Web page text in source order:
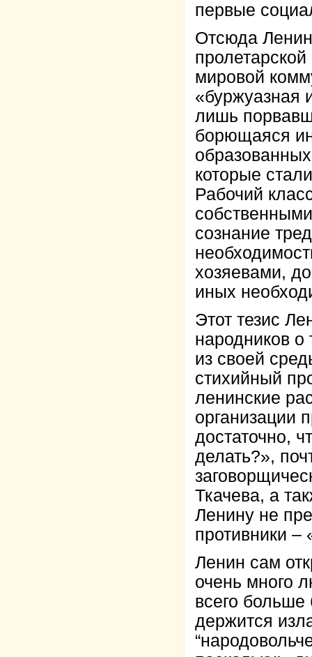
первые
Отсюда
мировой
«буржуазная
лишь
борющаяся
которые
Рабочий
сознание
хозяевами,
иных
Этот тезис
народников о
из своей
стихийный
ленинские
организации
достаточно,
делать?»,
Ткачева, а
Ленину не
противники –
Ленин сам
очень много
всего больше
держится